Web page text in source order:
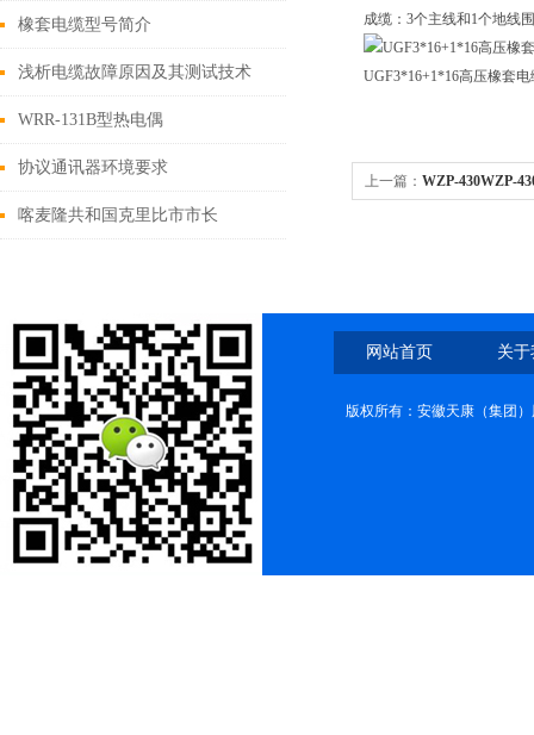
橡套电缆型号简介
浅析电缆故障原因及其测试技术
WRR-131B型热电偶
协议通讯器环境要求
喀麦隆共和国克里比市市长
成缆： 3个主线和1个地线
UGF3*16+1*16高压橡套电
上一篇： WZP-430WZP-
网站首页 关
版权所有：安徽天康（集团